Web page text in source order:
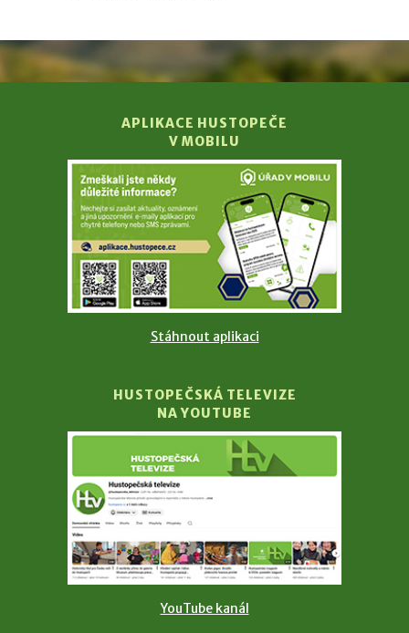
APLIKACE HUSTOPEČE
V MOBILU
Stáhnout aplikaci
HUSTOPEČSKÁ TELEVIZE
NA YOUTUBE
YouTube kanál